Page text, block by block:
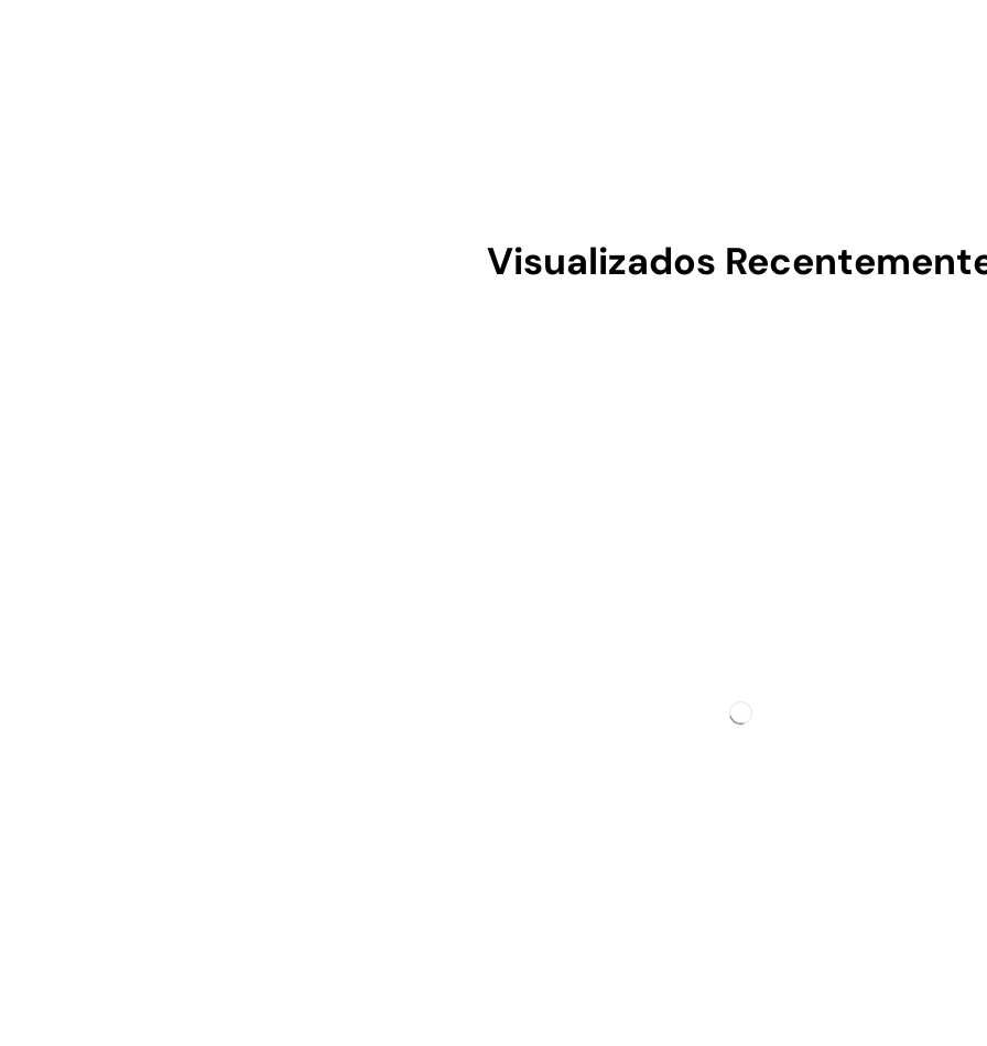
Visualizados